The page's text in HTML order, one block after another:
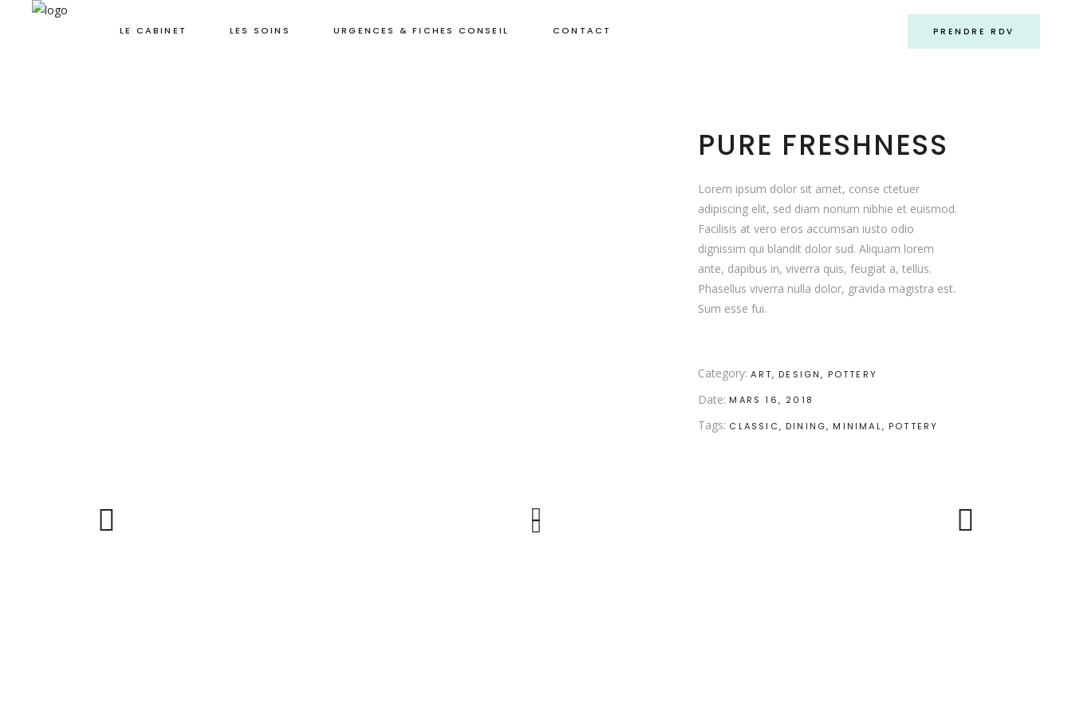
LE CABINET LES SOINS URGENCES & FICHES CONSEIL CONTACT PRENDRE RDV
PURE FRESHNESS
Lorem ipsum dolor sit amet, conse ctetuer
adipiscing elit, sed diam nonum nibhie et euismod.
Facilisis at vero eros accumsan iusto odio
dignissim qui blandit dolor sud. Aliquam lorem
ante, dapibus in, viverra quis, feugiat a, tellus.
Phasellus viverra nulla dolor, gravida magistra est.
Sum esse fui.
Category: ART DESIGN POTTERY
Date: MARS 16, 2018
Tags: CLASSIC DINING MINIMAL POTTERY